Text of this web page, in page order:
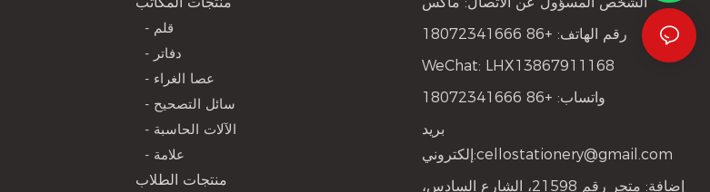
- قلم
- دفاتر
- عصا الغراء
- سائل التصحيح
- الآلات الحاسبة
- علامة
منتجات الطلاب
رقم الهاتف: +86 18072341666
WeChat: LHX13867911168
واتساب: +86 18072341666
بريد
إلكتروني:cellostationery@gmail.com
إضافة: متجر رقم 21598، الشارع السادس،